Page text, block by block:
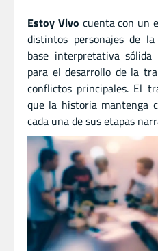
Estoy Vivo cuenta con un
distintos personajes de
base interpretativa
para el desarrollo de la
conflictos principales. El
que la historia mantenga
cada una de sus etapas